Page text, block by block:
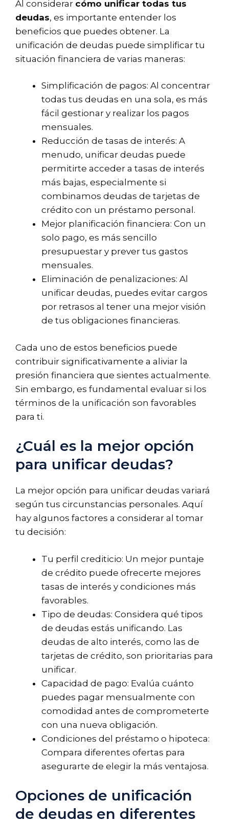
Al considerar cómo unificar todas tus
deudas, es importante entender los
beneficios que puedes obtener. La
unificación de deudas puede simplificar tu
situación financiera de varias maneras:
Simplificación de pagos: Al concentrar
todas tus deudas en una sola, es más
fácil gestionar y realizar los pagos
mensuales.
Reducción de tasas de interés: A
menudo, unificar deudas puede
permitirte acceder a tasas de interés
más bajas, especialmente si
combinamos deudas de tarjetas de
crédito con un préstamo personal.
Mejor planificación financiera: Con un
solo pago, es más sencillo
presupuestar y prever tus gastos
mensuales.
Eliminación de penalizaciones: Al
unificar deudas, puedes evitar cargos
por retrasos al tener una mejor visión
de tus obligaciones financieras.
Cada uno de estos beneficios puede
contribuir significativamente a aliviar la
presión financiera que sientes actualmente.
Sin embargo, es fundamental evaluar si los
términos de la unificación son favorables
para ti.
¿Cuál es la mejor opción
para unificar deudas?
La mejor opción para unificar deudas variará
según tus circunstancias personales. Aquí
hay algunos factores a considerar al tomar
tu decisión:
Tu perfil crediticio: Un mejor puntaje
de crédito puede ofrecerte mejores
tasas de interés y condiciones más
favorables.
Tipo de deudas: Considera qué tipos
de deudas estás unificando. Las
deudas de alto interés, como las de
tarjetas de crédito, son prioritarias para
unificar.
Capacidad de pago: Evalúa cuánto
puedes pagar mensualmente con
comodidad antes de comprometerte
con una nueva obligación.
Condiciones del préstamo o hipoteca:
Compara diferentes ofertas para
asegurarte de elegir la más ventajosa.
Opciones de unificación
de deudas en diferentes